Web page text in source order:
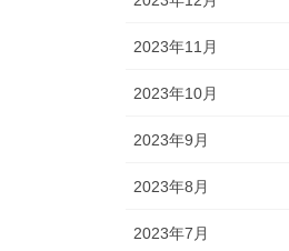
2023年11月
2023年10月
2023年9月
2023年8月
2023年7月